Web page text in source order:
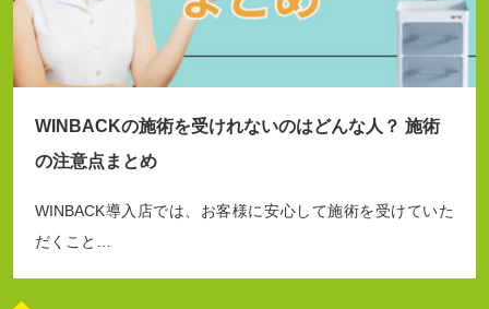
WINBACKの施術を受けれないのはどんな人？ 施術
の注意点まとめ
WINBACK導入店では、お客様に安心して施術を受けていた
だくこと…